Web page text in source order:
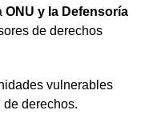
ONU y la Defensoría
de derechos
vulnerables
derechos.